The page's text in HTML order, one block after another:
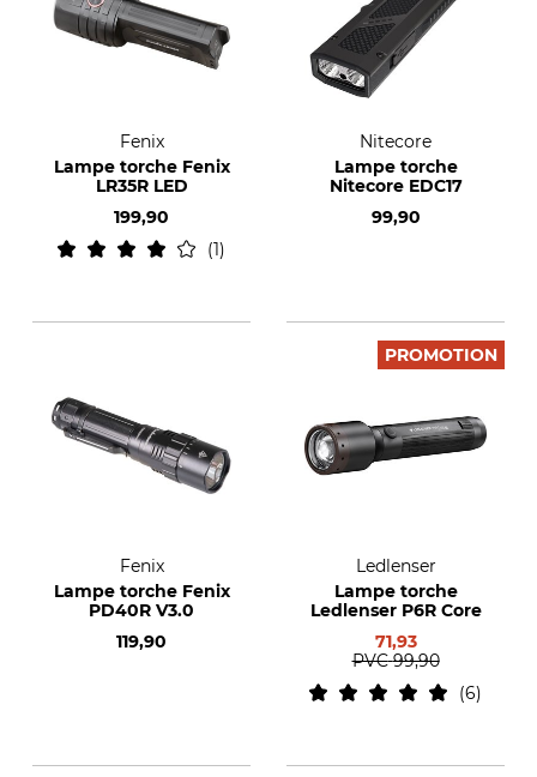
Fenix
Lampe torche Fenix
LR35R LED
199,90
1
Nitecore
Lampe torche
Nitecore EDC17
99,90
Fenix
Lampe torche Fenix
PD40R V3.0
119,90
PROMOTION
Ledlenser
Lampe torche
Ledlenser P6R Core
71,93
PVC 99,90
6